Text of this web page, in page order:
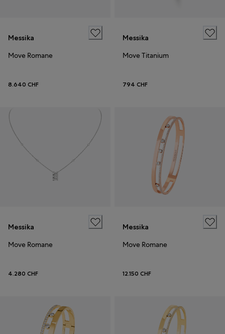
Messika
Move Romane
8.640 CHF
Messika
Move Titanium
794 CHF
Messika
Move Romane
4.280 CHF
Messika
Move Romane
12.150 CHF